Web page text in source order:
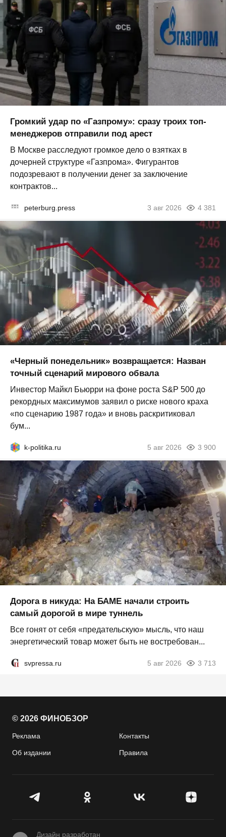
Громкий удар по «Газпрому»: сразу троих топ-
менеджеров отправили под арест
В Москве расследуют громкое дело о взятках в
дочерней структуре «Газпрома». Фигурантов
подозревают в получении денег за заключение
контрактов...
peterburg.press 3 авг 2026 4 381
«Черный понедельник» возвращается: Назван
точный сценарий мирового обвала
Инвестор Майкл Бьюрри на фоне роста S&P 500 до
рекордных максимумов заявил о риске нового краха
«по сценарию 1987 года» и вновь раскритиковал
бум...
k-politika.ru 5 авг 2026 3 900
Дорога в никуда: На БАМЕ начали строить
самый дорогой в мире туннель
Все гонят от себя «предательскую» мысль, что наш
энергетический товар может быть не востребован...
svpressa.ru 5 авг 2026 3 713
© 2026 ФИНОБЗОР
Реклама Контакты
Об издании Правила